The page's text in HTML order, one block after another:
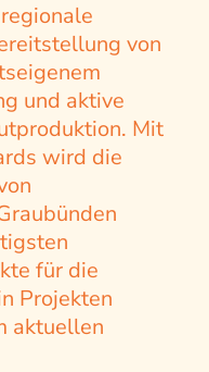
von
und aktive
Mit
wird die
für die
Projekten
aktuellen